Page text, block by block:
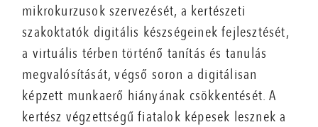
mikrokurzusok szervezését, a kertészeti
szakoktatók digitális készségeinek fejlesztését,
a virtuális térben történő tanítás és tanulás
megvalósítását, végső soron a digitálisan
képzett munkaerő hiányának csökkentését. A
kertész végzettségű fiatalok képesek lesznek a